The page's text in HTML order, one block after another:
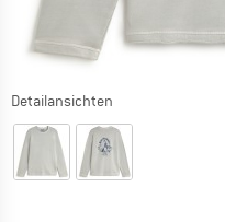
Detailansichten